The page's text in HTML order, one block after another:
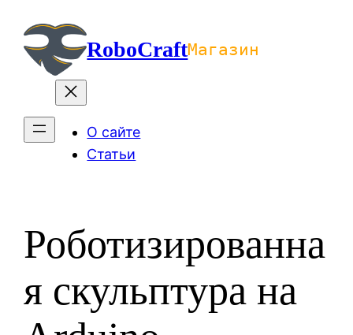
содержимомуRoboCraftМагазин
О сайте
Статьи
Роботизированна
я скульптура на